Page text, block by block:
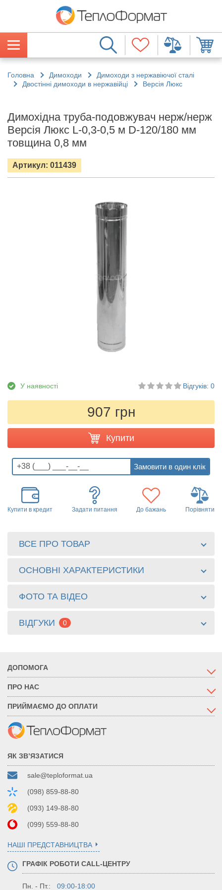
Головна Димоходи
Димоходи з нержавіючої сталі
Двостінні димоходи в нержавійці
Версія Люкс
Димохідна труба-подовжувач нерж/нерж
Версія Люкс L-0,3-0,5 м D-120/180 мм
товщина 0,8 мм
Артикул: 011439
У наявності Відгуків: 0
907 грн
Купити
Купити в кредит Задати питання До бажань Порівняти
ВСЕ ПРО ТОВАР
ОСНОВНІ ХАРАКТЕРИСТИКИ
ФОТО ТА ВІДЕО
ВІДГУКИ 0
ДОПОМОГА
ПРО НАС
ПРИЙМАЄМО ДО ОПЛАТИ
ЯК ЗВ’ЯЗАТИСЯ
sale@teploformat.ua
(098) 859-88-80
(093) 149-88-80
(099) 559-88-80
НАШІ ПРЕДСТАВНИЦТВА
ГРАФІК РОБОТИ CALL-ЦЕНТРУ
Пн. - Пт.: 09:00-18:00